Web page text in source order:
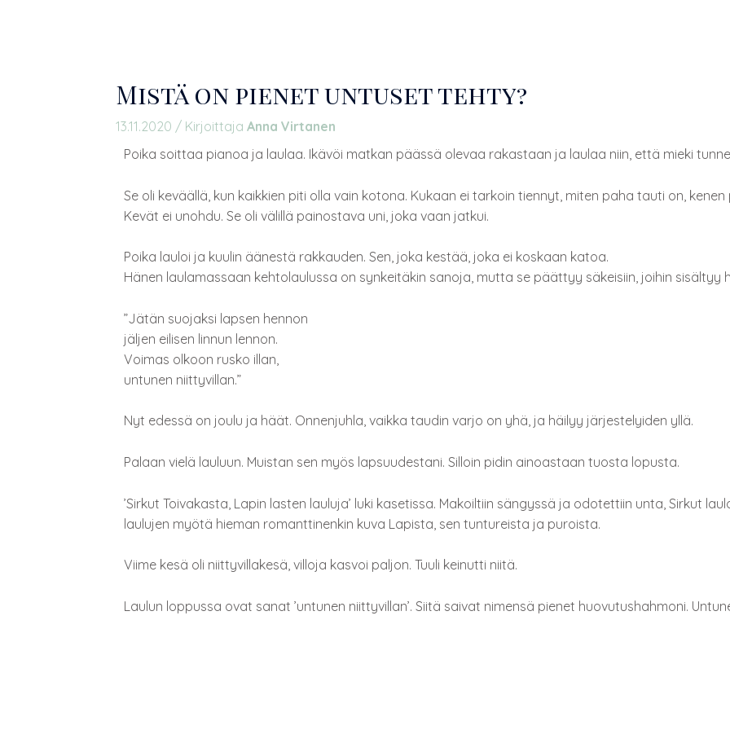
Mistä on pienet untuset tehty?
13.11.2020 / Kirjoittaja Anna Virtanen
Poika soittaa pianoa ja laulaa. Ikävöi matkan päässä olevaa rakastaan ja laulaa niin, että mieki
Se oli keväällä, kun kaikkien piti olla vain kotona. Kukaan ei tarkoin tiennyt, miten paha tauti on,
Kevät ei unohdu. Se oli välillä painostava uni, joka vaan jatkui.
Poika lauloi ja kuulin äänestä rakkauden. Sen, joka kestää, joka ei koskaan katoa.
Hänen laulamassaan kehtolaulussa on synkeitäkin sanoja, mutta se päättyy säkeisiin, joihin sisältyy
”Jätän suojaksi lapsen hennon
jäljen eilisen linnun lennon.
Voimas olkoon rusko illan,
untunen niittyvillan.”
Nyt edessä on joulu ja häät. Onnenjuhla, vaikka taudin varjo on yhä, ja häilyy järjestelyiden yllä.
Palaan vielä lauluun. Muistan sen myös lapsuudestani. Silloin pidin ainoastaan tuosta lopusta.
’Sirkut Toivakasta, Lapin lasten lauluja’ luki kasetissa. Makoiltiin sängyssä ja odotettiin unta, Sirkut
laulujen myötä hieman romanttinenkin kuva Lapista, sen tuntureista ja puroista.
Viime kesä oli niittyvillakesä, villoja kasvoi paljon. Tuuli keinutti niitä.
Laulun loppussa ovat sanat ’untunen niittyvillan’. Siitä saivat nimensä pienet huovutushahmoni.